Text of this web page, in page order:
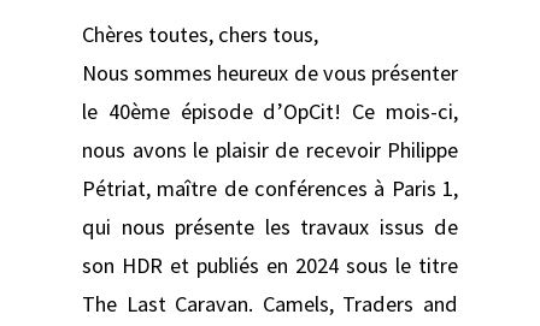
Chères toutes, chers tous,
Nous sommes heureux de vous présenter
le 40ème épisode d’OpCit! Ce mois-ci,
nous avons le plaisir de recevoir Philippe
Pétriat, maître de conférences à Paris 1,
qui nous présente les travaux issus de
son HDR et publiés en 2024 sous le titre
The Last Caravan. Camels, Traders and